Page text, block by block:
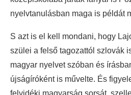
nyelvtanulásban maga is példát
S azt is el kell mondani, hogy
szülei a felső tagozattól szlovák
magyar nyelvet szóban és
újságíróként is művelte. És
felvidéki magyarság sorsát,